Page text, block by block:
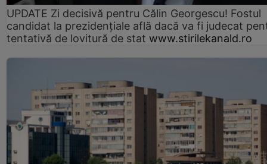
UPDATE Zi decisivă pentru Călin Georgescu! Fostul
candidat la prezidențiale află dacă va fi judecat
tentativă de lovitură de stat www.stirilekanald.ro